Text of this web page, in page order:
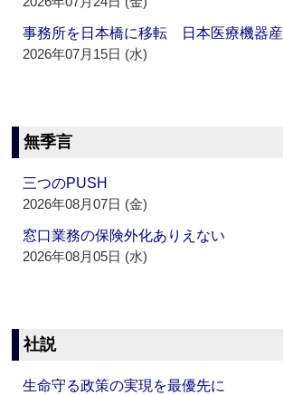
事務所を日本橋に移転 日本医療機器
2026年07月15日 (水)
無季言
三つのPUSH
2026年08月07日 (金)
窓口業務の保険外化ありえない
2026年08月05日 (水)
社説
生命守る政策の実現を最優先に